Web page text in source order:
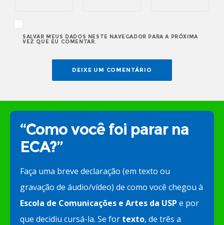
SALVAR MEUS DADOS NESTE NAVEGADOR PARA A PRÓXIMA
VEZ QUE EU COMENTAR.
“Como você foi parar na
ECA?”
Faça uma breve declaração (em texto ou
gravação de áudio/vídeo) de como você chegou à
Escola de Comunicações e Artes da USP e por
que decidiu cursá-la. Se for texto, de três a